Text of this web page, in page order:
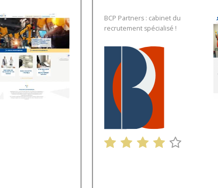
BCP Partners : cabinet du
recrutement spécialisé !